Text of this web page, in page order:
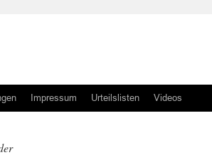
Impressum Urteilslisten Videos